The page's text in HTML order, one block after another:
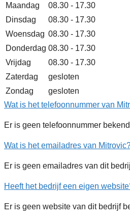
Maandag
08.30 - 17.30
Dinsdag
08.30 - 17.30
Woensdag 08.30 - 17.30
Donderdag 08.30 - 17.30
Vrijdag
08.30 - 17.30
Zaterdag
gesloten
Zondag
gesloten
Wat is het telefoonnummer van
Er is geen telefoonnummer
Wat is het emailadres van
Er is geen emailadres van dit
Heeft het bedrijf een eigen
Er is geen website van dit bedrijf